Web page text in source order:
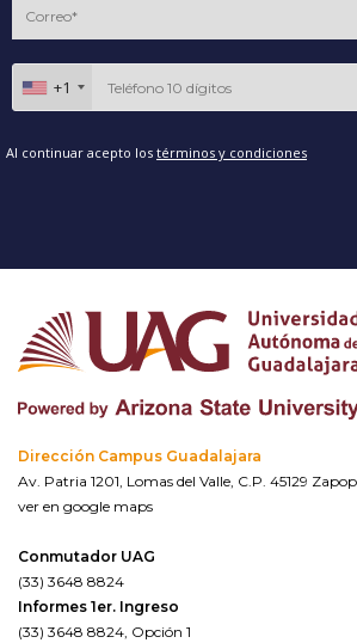
+1
Al continuar acepto los términos y condiciones
Dirección Campus Guadalajara
Av. Patria 1201, Lomas del Valle, C.P. 45129
ver en google maps
Conmutador UAG
(33) 3648 8824
Informes 1er. Ingreso
(33) 3648 8824, Opción 1